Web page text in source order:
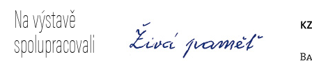
Na výstavě
spolupracovali